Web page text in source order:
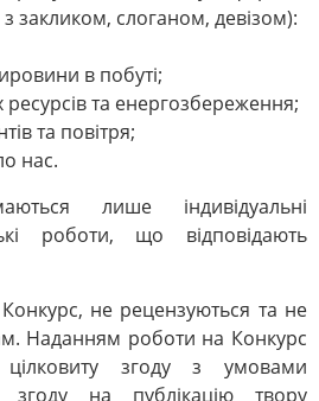
закликом, слоганом, девізом):
в побуті;
та енергозбереження;
та повітря;
нас.
лише індивідуальні
роботи, що відповідають
не рецензуються та не
Наданням роботи на Конкурс
цілковиту згоду з умовами
на публікацію твору